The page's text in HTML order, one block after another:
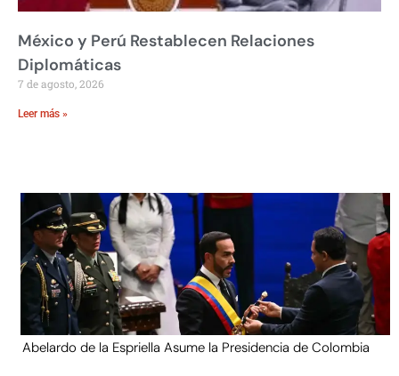
México y Perú Restablecen Relaciones
Diplomáticas
7 de agosto, 2026
Leer más »
Abelardo de la Espriella Asume la Presidencia de Colombia